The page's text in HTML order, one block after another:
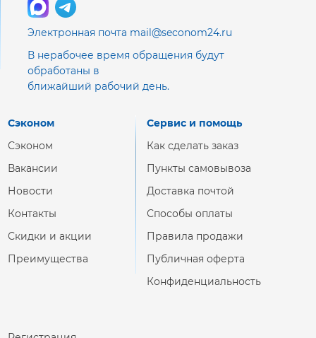
Электронная почта mail@seconom24.ru
В нерабочее время обращения будут
обработаны в
ближайший рабочий день.
Сэконом
Сэконом
Вакансии
Новости
Контакты
Скидки и акции
Преимущества
Сервис и помощь
Как сделать заказ
Пункты самовывоза
Доставка почтой
Способы оплаты
Правила продажи
Публичная оферта
Конфиденциальность